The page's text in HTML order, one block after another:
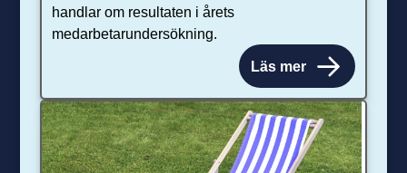
handlar om resultaten i årets
medarbetarundersökning.
Läs mer